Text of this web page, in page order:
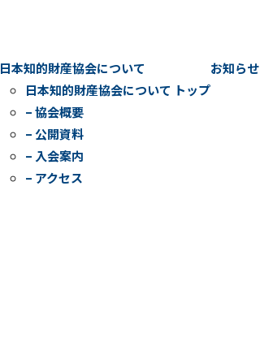
日本知的財産協会について
日本知的財産協会について トップ
– 協会概要
– 公開資料
– 入会案内
– アクセス
お知らせ